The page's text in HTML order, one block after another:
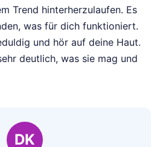
Trend hinterherzulaufen. Es
was für dich funktioniert.
und hör auf deine Haut.
deutlich, was sie mag und
DK